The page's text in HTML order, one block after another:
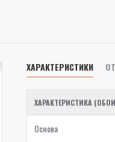
ХАРАКТЕРИСТИКИ
ХАРАКТЕРИСТИКА
Основа